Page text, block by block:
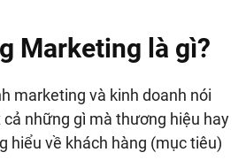
Marketing là gì?
marketing và kinh doanh nói
cả những gì mà thương hiệu hay
hiểu về khách hàng (mục tiêu)